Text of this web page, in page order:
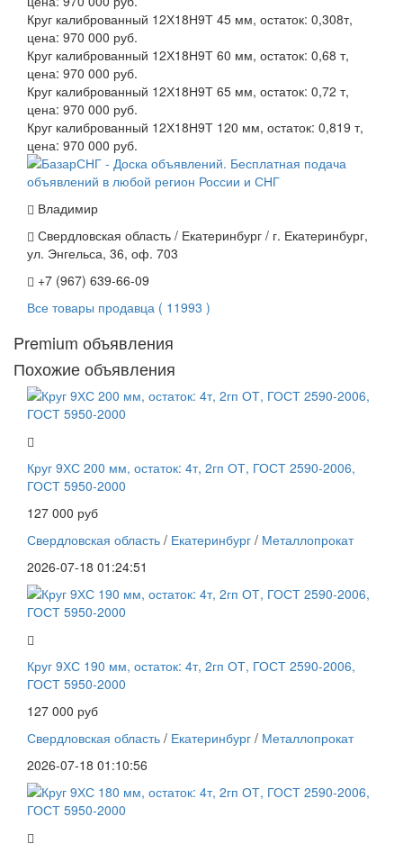
Круг калиброванный 12Х18Н9Т 45 мм, остаток: 0,308т,
цена: 970 000 руб.
Круг калиброванный 12Х18Н9Т 60 мм, остаток: 0,68 т,
цена: 970 000 руб.
Круг калиброванный 12Х18Н9Т 65 мм, остаток: 0,72 т,
цена: 970 000 руб.
Круг калиброванный 12Х18Н9Т 120 мм, остаток: 0,819 т,
цена: 970 000 руб.
Владимир
Свердловская область / Екатеринбург / г. Екатеринбург,
ул. Энгельса, 36, оф. 703
+7 (967) 639-66-09
Все товары продавца ( 11993 )
Premium объявления
Похожие объявления
Круг 9ХС 200 мм, остаток: 4т, 2гп ОТ, ГОСТ 2590-2006,
ГОСТ 5950-2000
127 000 руб
Свердловская область / Екатеринбург / Металлопрокат
2026-07-18 01:24:51
Круг 9ХС 190 мм, остаток: 4т, 2гп ОТ, ГОСТ 2590-2006,
ГОСТ 5950-2000
127 000 руб
Свердловская область / Екатеринбург / Металлопрокат
2026-07-18 01:10:56